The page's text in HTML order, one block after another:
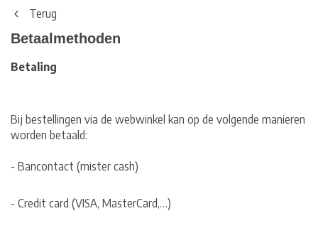
Terug
Betaalmethoden
Betaling
Bij bestellingen via de webwinkel kan op de volgende manieren
worden betaald:
- Bancontact (mister cash)
- Credit card (VISA, MasterCard,…)